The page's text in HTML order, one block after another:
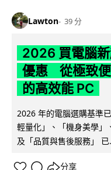
Lawton 39 分
2026 買電腦
優惠 從極致便
的高效能 PC
2026 年的電腦選購基準
輕量化」、「機身美學」
及「品質與售後服務」 已
分享